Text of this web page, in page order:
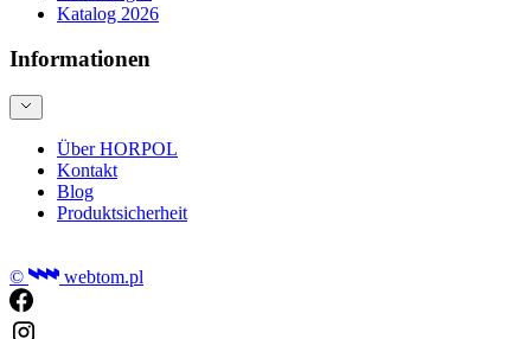
Katalog 2026
Informationen
Über HORPOL
Kontakt
Blog
Produktsicherheit
© webtom.pl